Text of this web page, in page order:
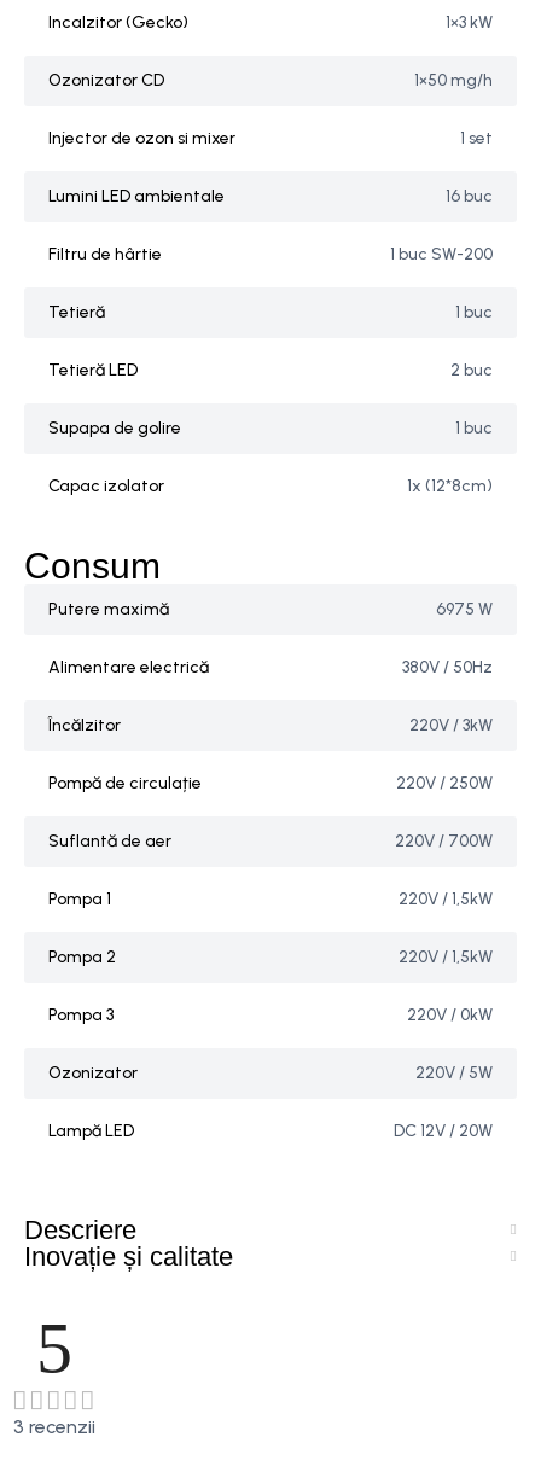
Incalzitor (Gecko) 1×3 kW
Ozonizator CD 1×50 mg/h
Injector de ozon si mixer 1 set
Lumini LED ambientale 16 buc
Filtru de hârtie 1 buc SW-200
Tetieră 1 buc
Tetieră LED 2 buc
Supapa de golire 1 buc
Capac izolator 1x (12*8cm)
Consum
Putere maximă 6975 W
Alimentare electrică 380V / 50Hz
Încălzitor 220V / 3kW
Pompă de circulație 220V / 250W
Suflantă de aer 220V / 700W
Pompa 1 220V / 1,5kW
Pompa 2 220V / 1,5kW
Pompa 3 220V / 0kW
Ozonizator 220V / 5W
Lampă LED DC 12V / 20W
Descriere
Inovație și calitate
5
3 recenzii